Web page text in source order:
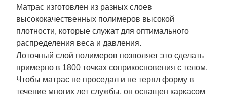
Матрас изготовлен из разных слоев
высококачественных полимеров высокой
плотности, которые служат для оптимального
распределения веса и давления.
Лоточный слой полимеров позволяет это сделать
примерно в 1800 точках соприкосновения с телом.
Чтобы матрас не проседал и не терял форму в
течение многих лет службы, он оснащен каркасом